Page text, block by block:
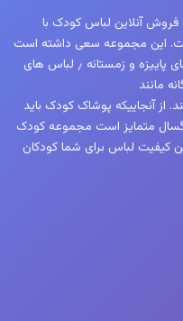
به فعالیت فروش آنلاین لباس کودک با
این مجموعه سعی داشته است
تمام نیازهای کودکان شما را اعم از لباس های پاییزه و زمستانه ٫ لباس های
مانند
کند. از آنجاییکه پوشاک کودک باید
متمایز است مجموعه کودک
کیفیت لباس برای شما کودکان